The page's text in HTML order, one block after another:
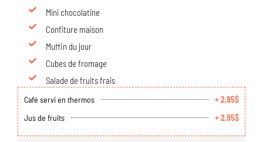
Mini chocolatine
Confiture maison
Muffin du jour
Cubes de fromage
Salade de fruits frais
Café servi en thermos
+ 2,95$
Jus de fruits
+ 2,95$